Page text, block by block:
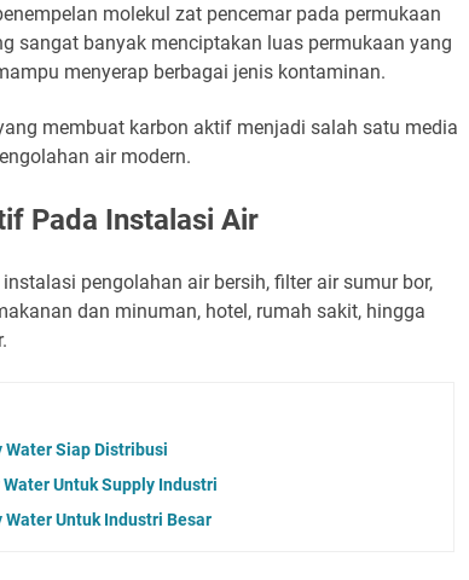
molekul zat pencemar pada permukaan
sangat banyak menciptakan luas permukaan yang
menyerap berbagai jenis kontaminan.
membuat karbon aktif menjadi salah satu media
air modern.
Pada Instalasi Air
pengolahan air bersih, filter air sumur bor,
dan minuman, hotel, rumah sakit, hingga
Water Siap Distribusi
Untuk Supply Industri
Water Untuk Industri Besar